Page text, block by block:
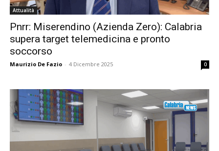
Attualità
Pnrr: Miserendino (Azienda Zero): Calabria
supera target telemedicina e pronto
soccorso
Maurizio De Fazio - 4 Dicembre 2025 0